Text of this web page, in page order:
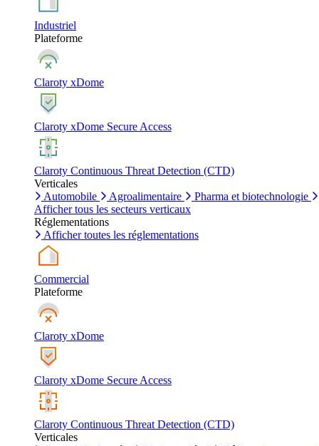
Industriel
Plateforme
Claroty xDome
Claroty xDome Secure Access
Claroty Continuous Threat Detection (CTD)
Verticales
Automobile
Agroalimentaire
Pharma et biotechnologie
Afficher tous les secteurs verticaux
Réglementations
Afficher toutes les réglementations
Commercial
Plateforme
Claroty xDome
Claroty xDome Secure Access
Claroty Continuous Threat Detection (CTD)
Verticales